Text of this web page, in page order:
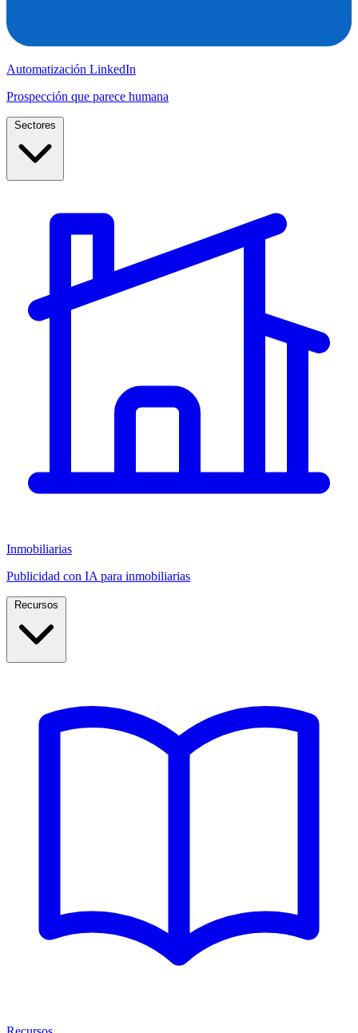
Automatización LinkedIn
Prospección que parece humana
Inmobiliarias
Publicidad con IA para inmobiliarias